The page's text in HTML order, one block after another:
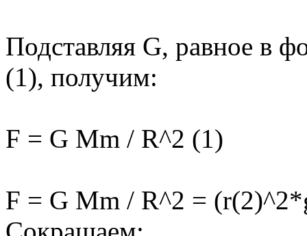
Подставляя G, равное в
(1), получим:
F = G Mm / R^2 (1)
F = G Mm / R^2 =